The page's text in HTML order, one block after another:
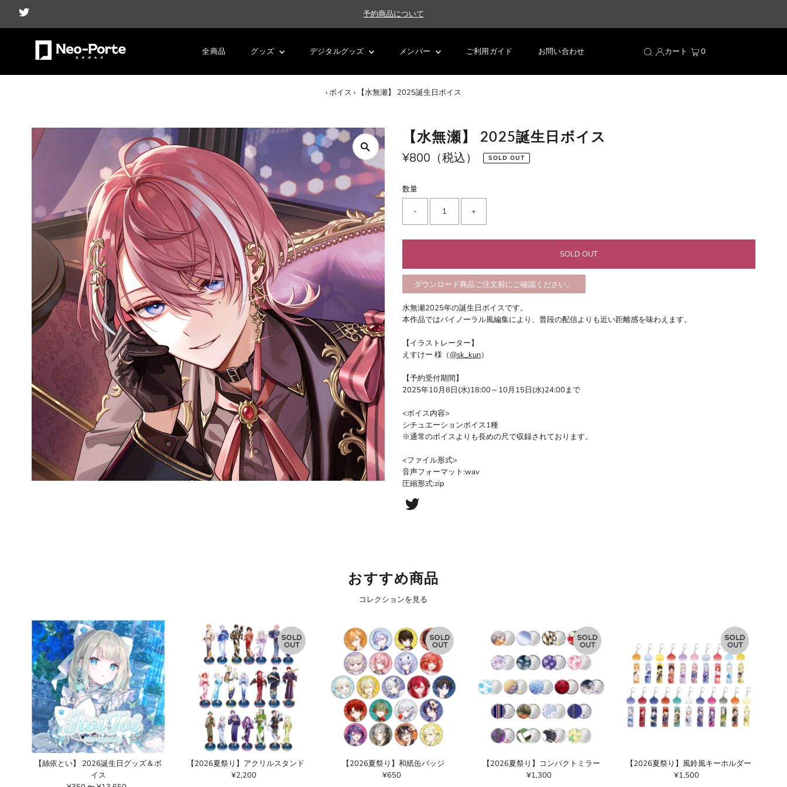
予約商品について
全商品 グッズ デジタルグッズ メンバー ご利用ガイド お問い合わせ カート 0
›ボイス › 【水無瀬】 2025誕生日ボイス
【水無瀬】 2025誕生日ボイス
通
価
格
¥800（税込） SOLD OUT
数量
- +
ダウンロード商品ご注文前にご確認ください。
水無瀬2025年の誕生日ボイスです。
本作品ではバイノーラル風編集により、普段の配信よりも近い距離感を味わえます。
【イラストレーター】
えすけー 様（@sk_kun）
【予約受付期間】
2025年10月8日(水)18:00～10月15日(水)24:00まで
<ボイス内容>
シチュエーションボイス1種
※通常のボイスよりも長めの尺で収録されております。
<ファイル形式>
音声フォーマット:wav
圧縮形式:zip
おすすめ商品
コレクションを見る
【絲依とい】 2026誕生日グッズ＆ボ
イス
【2026夏祭り】アクリルスタンド
通
¥2,200
【2026夏祭り】和紙缶バッジ
通
¥650
【2026夏祭り】コンパクトミラー
通
¥1,300
【2026夏祭り】風鈴風キーホルダー
通
¥1,500